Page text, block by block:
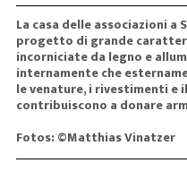
La casa delle associazioni a
progetto di grande
incorniciate da legno e
internamente che
le venature, i rivestimenti
contribuiscono a donare
Fotos: ©Matthias Vinatzer